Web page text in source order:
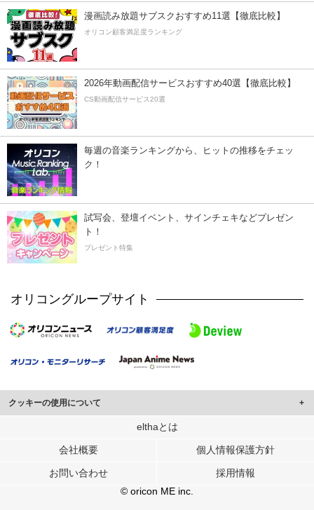
漫画読み放題サブスクおすすめ11選【徹底比較】
オリコン顧客満足度ランキング
2026年動画配信サービスおすすめ40選【徹底比較】
CS動画配信サービス20選
毎週の音楽ランキングから、ヒットの推移をチェッ
ク！
試写会、登壇イベント、サインチェキなどプレゼン
ト！
プレゼント特集
オリコングループサイト
クッキーの使用について
このサイトでは Cookie を使用して、ユーザーに合わせたコンテンツや広告の
行っています。
メディアや広告配信、データ解析の各パートナーに提供しています。
各パートナーは、この情報とユーザーが各パートナーに提供した他の情報や、
ユーザーが各パートナーのサービスを使用したときに収集した他の情報を組み
elthaとは
会社概要 個人情報保護方針
お問い合わせ
採用情報
© oricon ME inc.